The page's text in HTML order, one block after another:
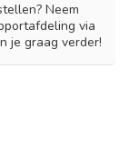
Neem
via
je graag verder!